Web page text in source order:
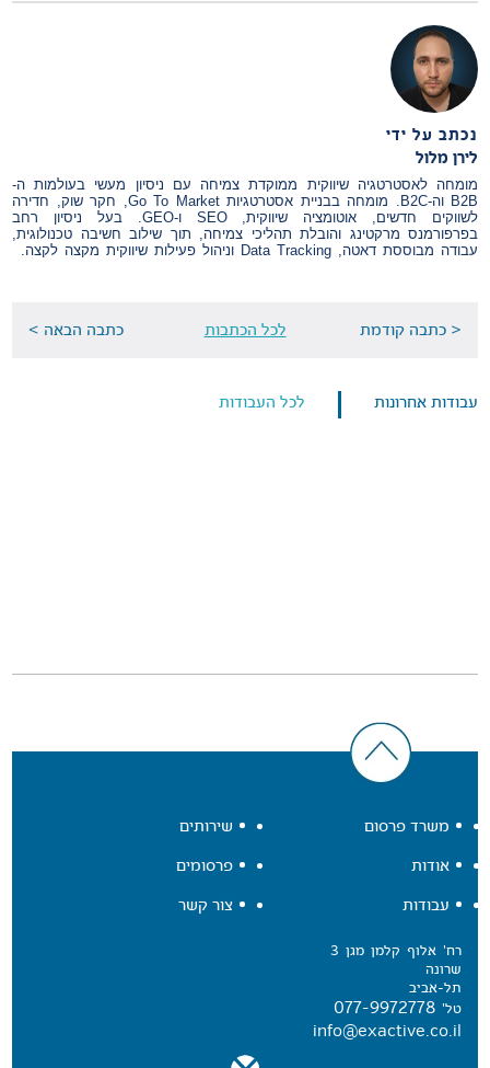
נכתב על ידי
לירן מלול
מומחה לאסטרטגיה שיווקית ממוקדת צמיחה עם ניסיון מעשי בעולמות ה-
B2B וה-B2C. מומחה בבניית אסטרטגיות Go To Market, חקר שוק, חדירה
לשווקים חדשים, אוטומציה שיווקית, SEO ו-GEO. בעל ניסיון רחב
בפרפורמנס מרקטינג והובלת תהליכי צמיחה, תוך שילוב חשיבה טכנולוגית,
עבודה מבוססת דאטה, Data Tracking וניהול פעילות שיווקית מקצה לקצה.
< כתבה קודמת לכל הכתבות כתבה הבאה >
עבודות אחרונות לכל העבודות
משרד פרסום
אודות
עבודות
שירותים
פרסומים
צור קשר
רח' אלוף קלמן מגן 3
שרונה
תל-אביב
טל' 077-9972778
info@exactive.co.il